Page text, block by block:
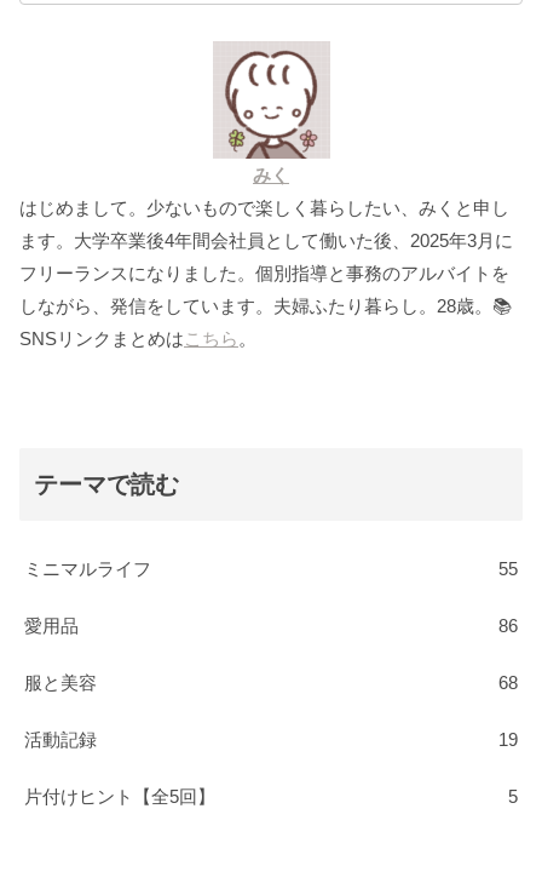
みく
はじめまして。少ないもので楽しく暮らしたい、みくと申し
ます。大学卒業後4年間会社員として働いた後、2025年3月に
フリーランスになりました。個別指導と事務のアルバイトを
しながら、発信をしています。夫婦ふたり暮らし。28歳。📚
SNSリンクまとめはこちら 。
テーマで読む
ミニマルライフ 55
愛用品 86
服と美容 68
活動記録 19
片付けヒント【全5回】 5